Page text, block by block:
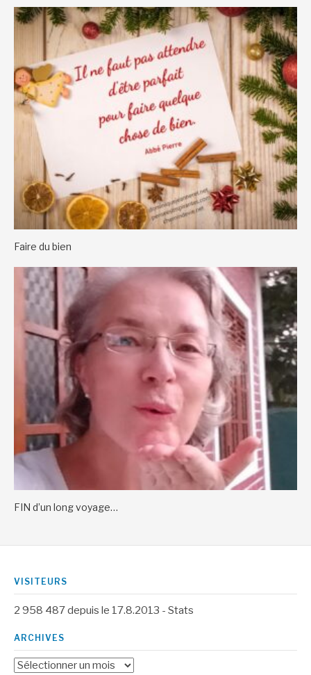
Faire du bien
FIN d’un long voyage…
VISITEURS
2 958 487depuis le 17.8.2013 - Stats
ARCHIVES
Archives